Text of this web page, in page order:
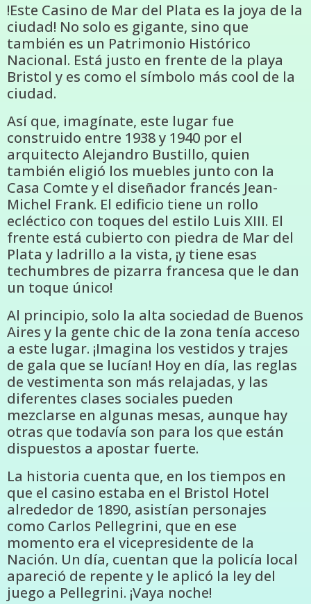
!Este Casino de Mar del Plata es la joya de la
ciudad! No solo es gigante, sino que
también es un Patrimonio Histórico
Nacional. Está justo en frente de la playa
Bristol y es como el símbolo más cool de la
ciudad.
Así que, imagínate, este lugar fue
construido entre 1938 y 1940 por el
arquitecto Alejandro Bustillo, quien
también eligió los muebles junto con la
Casa Comte y el diseñador francés Jean-
Michel Frank. El edificio tiene un rollo
ecléctico con toques del estilo Luis XIII. El
frente está cubierto con piedra de Mar del
Plata y ladrillo a la vista, ¡y tiene esas
techumbres de pizarra francesa que le dan
un toque único!
Al principio, solo la alta sociedad de Buenos
Aires y la gente chic de la zona tenía acceso
a este lugar. ¡Imagina los vestidos y trajes
de gala que se lucían! Hoy en día, las reglas
de vestimenta son más relajadas, y las
diferentes clases sociales pueden
mezclarse en algunas mesas, aunque hay
otras que todavía son para los que están
dispuestos a apostar fuerte.
La historia cuenta que, en los tiempos en
que el casino estaba en el Bristol Hotel
alrededor de 1890, asistían personajes
como Carlos Pellegrini, que en ese
momento era el vicepresidente de la
Nación. Un día, cuentan que la policía local
apareció de repente y le aplicó la ley del
juego a Pellegrini. ¡Vaya noche!